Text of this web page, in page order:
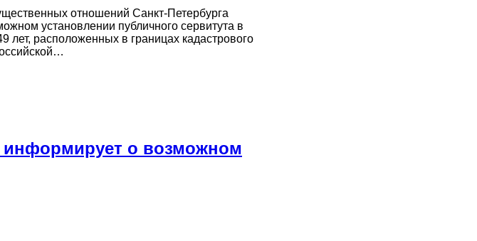
отношений Санкт-Петербурга
установлении публичного сервитута в
лет, расположенных в границах кадастрового
информирует о возможном